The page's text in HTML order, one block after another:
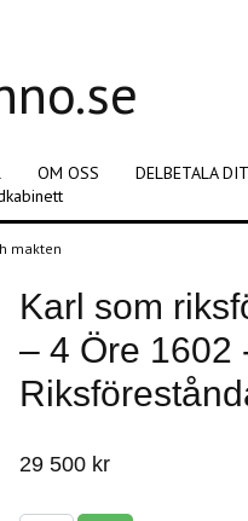
OM OSS DELBETALA
makten
Karl som
– 4 Öre 1602
29 500 kr